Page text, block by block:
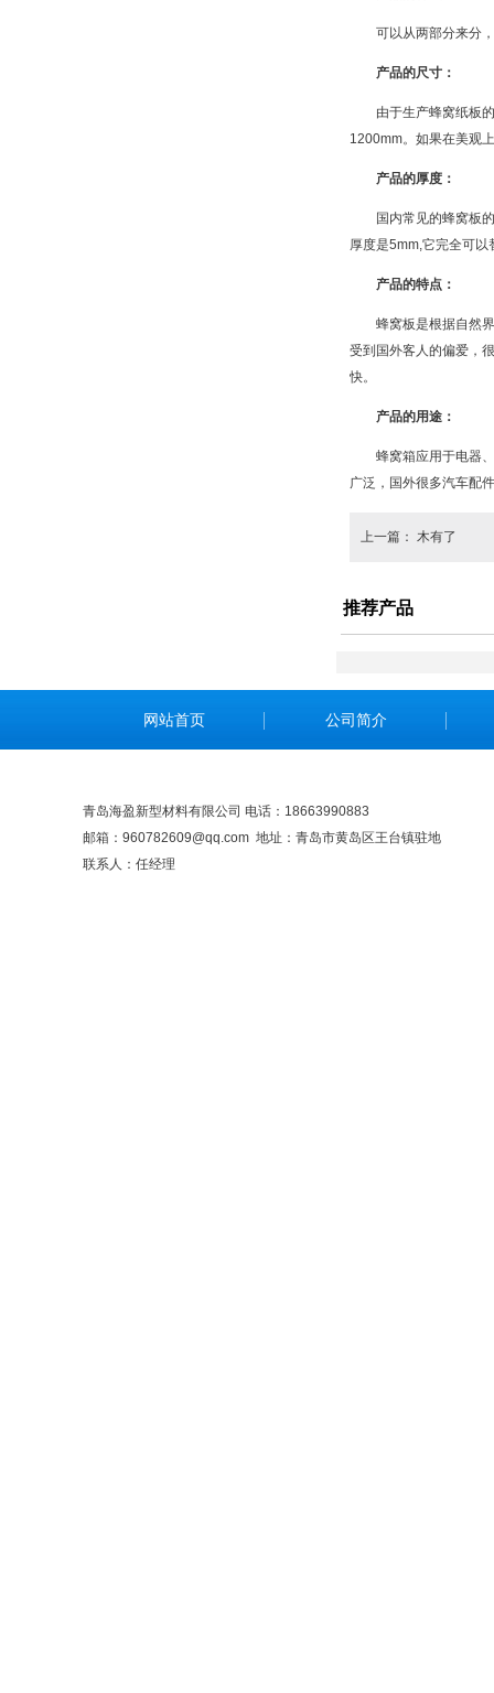
可以从两部分来分，
产品的尺寸：
由于生产蜂窝纸板的
1200mm。如果在美观
产品的厚度：
国内常见的蜂窝板的
厚度是5mm,它完全可
产品的特点：
蜂窝板是根据自然界
受到国外客人的偏爱，
快。
产品的用途：
蜂窝箱应用于电器、
广泛，国外很多汽车配
上一篇： 木有了
推荐产品
网站首页 公司简介
青岛海盈新型材料有限公司 电话：18663990883
邮箱：960782609@qq.com 地址：青岛市黄岛区王台镇驻地
联系人：任经理